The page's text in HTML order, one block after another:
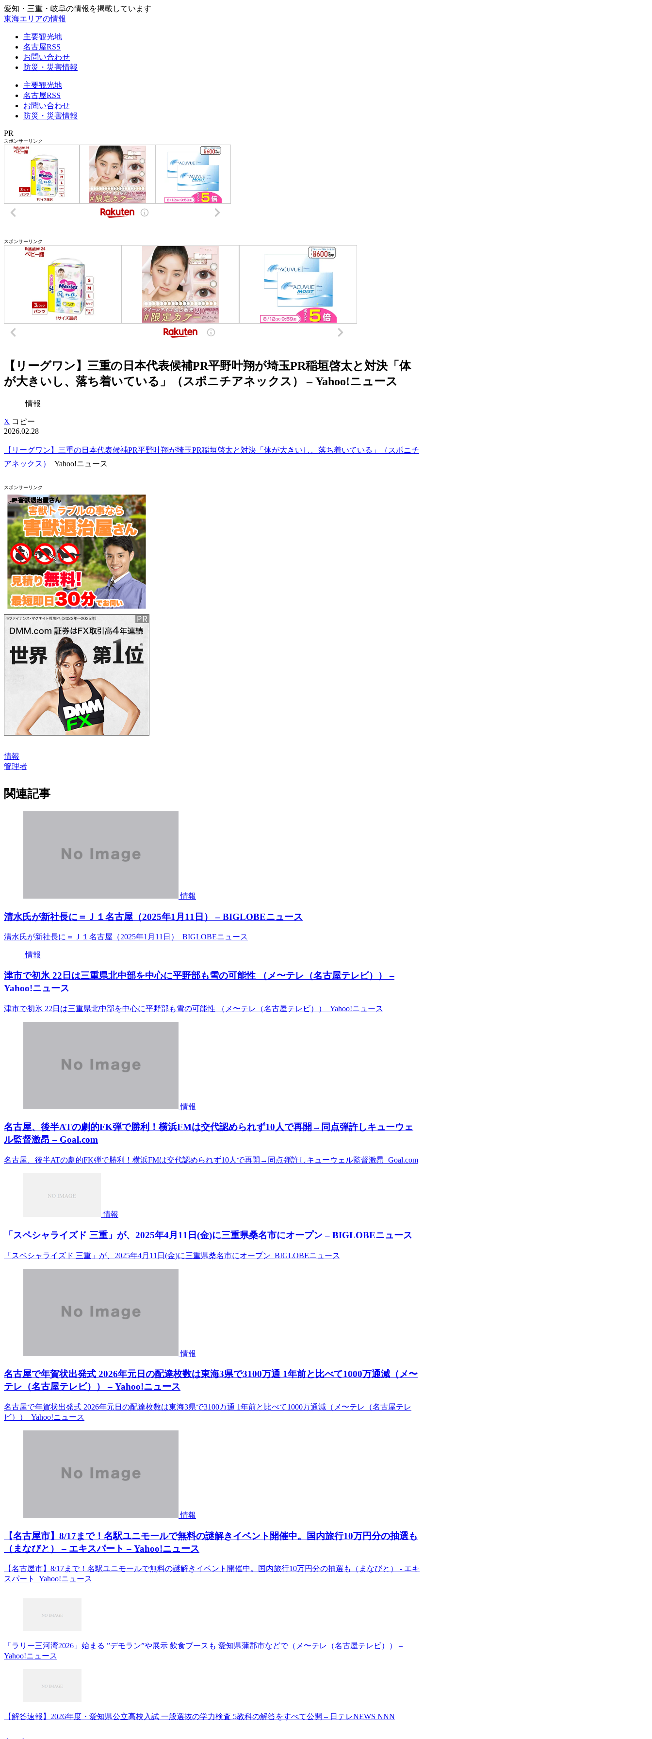
愛知・三重・岐阜の情報を掲載しています
東海エリアの情報
主要観光地
名古屋RSS
お問い合わせ
防災・災害情報
主要観光地
名古屋RSS
お問い合わせ
防災・災害情報
PR
スポンサーリンク
スポンサーリンク
【リーグワン】三重の日本代表候補PR平野叶翔が埼玉PR稲垣啓太と対決「体
が大きいし、落ち着いている」（スポニチアネックス） – Yahoo!ニュース
情報
X コピー
2026.02.28
【リーグワン】三重の日本代表候補PR平野叶翔が埼玉PR稲垣啓太と対決「体が大きいし、落ち着いている」（スポニチ
アネックス）
Yahoo!ニュース
スポンサーリンク
情報
管理者
関連記事
情報
清水氏が新社長に＝Ｊ１名古屋（2025年1月11日） – BIGLOBEニュース
清水氏が新社長に＝Ｊ１名古屋（2025年1月11日） BIGLOBEニュース
情報
津市で初氷 22日は三重県北中部を中心に平野部も雪の可能性 （メ〜テレ（名古屋テレビ）） –
Yahoo!ニュース
津市で初氷 22日は三重県北中部を中心に平野部も雪の可能性 （メ〜テレ（名古屋テレビ）） Yahoo!ニュース
情報
名古屋、後半ATの劇的FK弾で勝利！横浜FMは交代認められず10人で再開→同点弾許しキューウェ
ル監督激昂 – Goal.com
名古屋、後半ATの劇的FK弾で勝利！横浜FMは交代認められず10人で再開→同点弾許しキューウェル監督激昂 Goal.com
情報
「スペシャライズド 三重」が、2025年4月11日(金)に三重県桑名市にオープン – BIGLOBEニュース
「スペシャライズド 三重」が、2025年4月11日(金)に三重県桑名市にオープン BIGLOBEニュース
情報
名古屋で年賀状出発式 2026年元日の配達枚数は東海3県で3100万通 1年前と比べて1000万通減（メ〜
テレ（名古屋テレビ）） – Yahoo!ニュース
名古屋で年賀状出発式 2026年元日の配達枚数は東海3県で3100万通 1年前と比べて1000万通減（メ〜テレ（名古屋テレ
ビ）） Yahoo!ニュース
情報
【名古屋市】8/17まで！名駅ユニモールで無料の謎解きイベント開催中。国内旅行10万円分の抽選も
（まなびと） – エキスパート – Yahoo!ニュース
【名古屋市】8/17まで！名駅ユニモールで無料の謎解きイベント開催中。国内旅行10万円分の抽選も（まなびと） - エキ
スパート Yahoo!ニュース
「ラリー三河湾2026」始まる ”デモラン”や展示 飲食ブースも 愛知県蒲郡市などで（メ〜テレ（名古屋テレビ）） –
Yahoo!ニュース
【解答速報】2026年度・愛知県公立高校入試 一般選抜の学力検査 5教科の解答をすべて公開 – 日テレNEWS NNN